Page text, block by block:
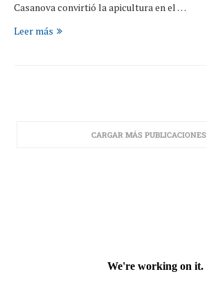
Casanova convirtió la apicultura en el …
Leer más
CARGAR MÁS PUBLICACIONES